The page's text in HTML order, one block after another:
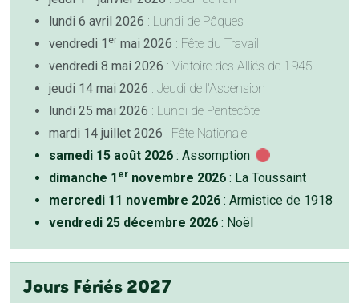
lundi 6 avril 2026 : Lundi de Pâques
vendredi 1 er mai 2026 : Fête du Travail
vendredi 8 mai 2026 : Victoire des Alliés de 1945
jeudi 14 mai 2026 : Jeudi de l'Ascension
lundi 25 mai 2026 : Lundi de Pentecôte
mardi 14 juillet 2026 : Fête Nationale
samedi 15 août 2026 : Assomption
dimanche 1 er novembre 2026 : La Toussaint
mercredi 11 novembre 2026 : Armistice de 1918
vendredi 25 décembre 2026 : Noël
Jours Fériés 2027